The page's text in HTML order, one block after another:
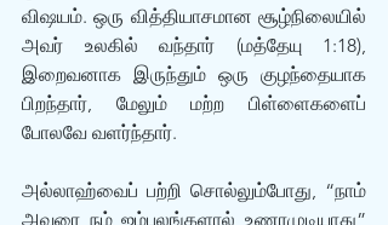
விஷயம். ஒரு வித்தியாசமான சூழ்நிலையில்
அவர் உலகில் வந்தார் (மத்தேயு 1:18),
இறைவனாக இருந்தும் ஒரு குழந்தையாக
பிறந்தார், மேலும் மற்ற பிள்ளைகளைப்
போலவே வளர்ந்தார்.
அல்லாஹ்வைப் பற்றி சொல்லும்போது, “நாம்
அவரை நம் ஐம்புலங்களால் உணரமுடியாது”